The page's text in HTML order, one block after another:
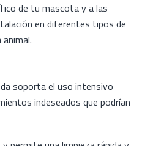
de tu mascota y a las
en diferentes tipos de
soporta el uso intensivo
indeseados que podrían